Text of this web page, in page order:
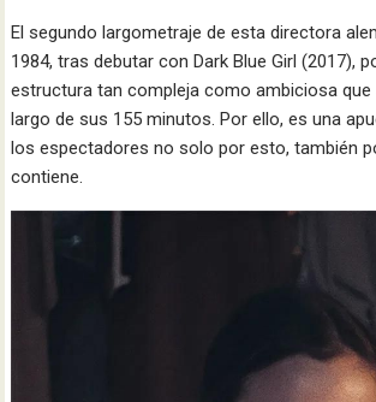
El segundo largometraje de esta directora
1984, tras debutar con Dark Blue Girl (2017),
estructura tan compleja como ambiciosa que
largo de sus 155 minutos. Por ello, es una
los espectadores no solo por esto, también
contiene.